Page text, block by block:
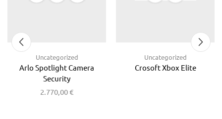
Uncategorized
Arlo Spotlight Camera
Security
2.770,00€
Uncategorized
Crosoft Xbox Elite